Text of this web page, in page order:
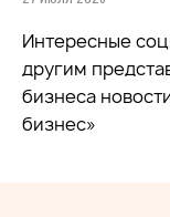
Интересные
другим
бизнеса
бизнес»